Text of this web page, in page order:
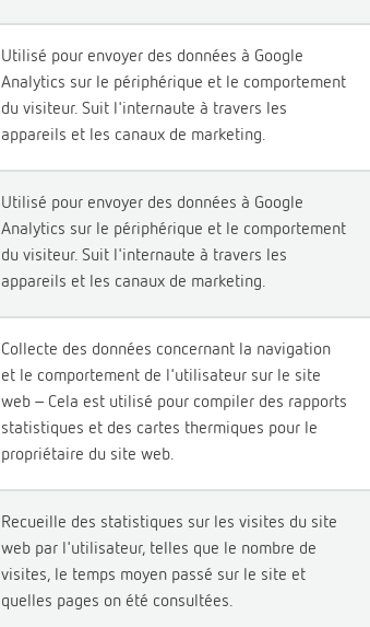
Utilisé pour envoyer des données à Google
Analytics sur le périphérique et le comportement
du visiteur. Suit l'internaute à travers les
appareils et les canaux de marketing.
Utilisé pour envoyer des données à Google
Analytics sur le périphérique et le comportement
du visiteur. Suit l'internaute à travers les
appareils et les canaux de marketing.
Collecte des données concernant la navigation
et le comportement de l'utilisateur sur le site
web - Cela est utilisé pour compiler des rapports
statistiques et des cartes thermiques pour le
propriétaire du site web.
Recueille des statistiques sur les visites du site
web par l'utilisateur, telles que le nombre de
visites, le temps moyen passé sur le site et
quelles pages on été consultées.